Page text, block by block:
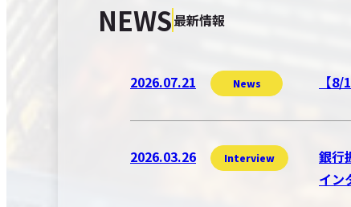
NEWS最新情報
2026.07.21 News 【
2026.03.26 Interview
銀行
イン